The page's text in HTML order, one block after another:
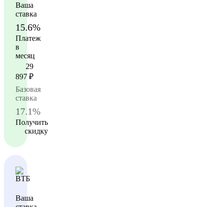
Ваша
ставка
15.6%
Платеж
в
месяц
29
897 ₽
Базовая
ставка
17.1%
Получить
скидку
Ваша